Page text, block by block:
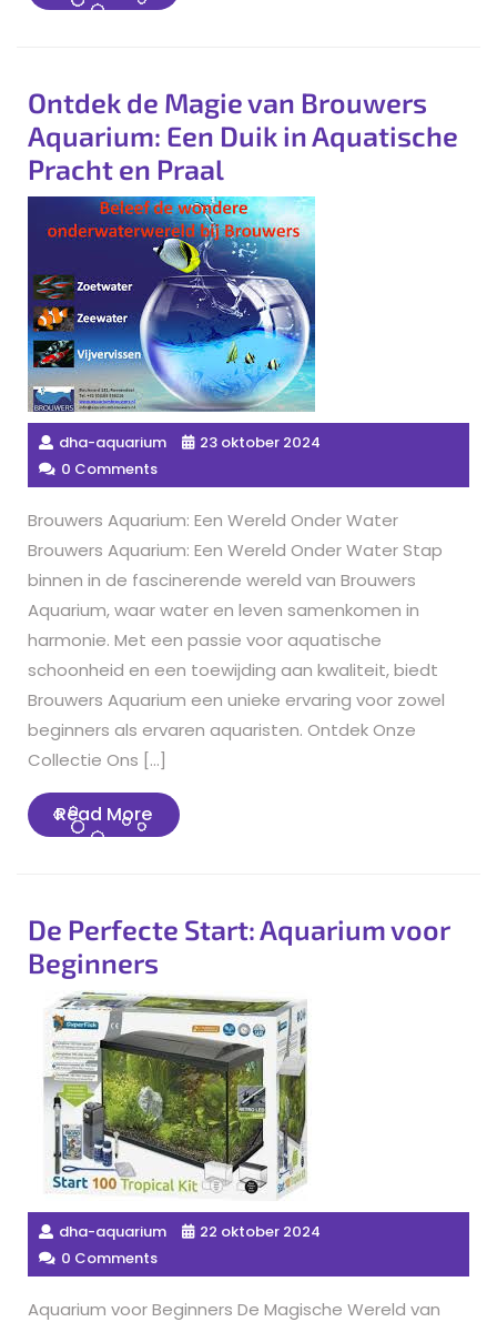
More
Ontdek de Magie van Brouwers
Aquarium: Een Duik in Aquatische
Pracht en Praal
dha-aquarium
23 oktober 2024
0 Comments
Brouwers Aquarium: Een Wereld Onder Water
Brouwers Aquarium: Een Wereld Onder Water Stap
binnen in de fascinerende wereld van Brouwers
Aquarium, waar water en leven samenkomen in
harmonie. Met een passie voor aquatische
schoonheid en een toewijding aan kwaliteit, biedt
Brouwers Aquarium een unieke ervaring voor zowel
beginners als ervaren aquaristen. Ontdek Onze
Collectie Ons […]
Read MoreRead
More
De Perfecte Start: Aquarium voor
Beginners
dha-aquarium
22 oktober 2024
0 Comments
Aquarium voor Beginners De Magische Wereld van